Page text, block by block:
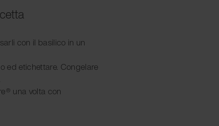
con il basilico in un
ed etichettare. Congelare
una volta con